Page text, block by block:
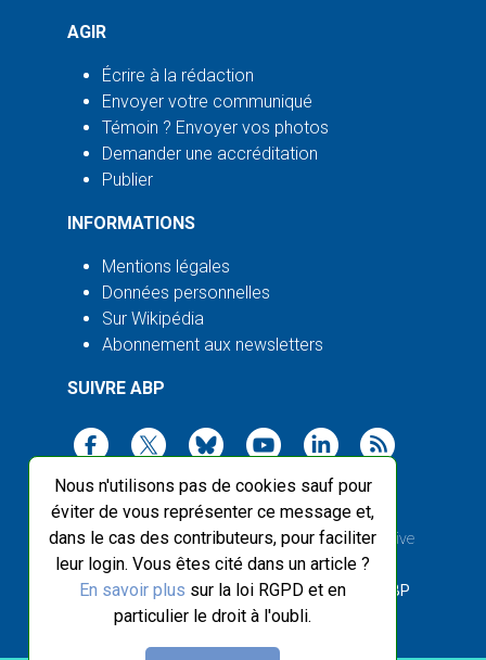
Nous n'utilisons pas de cookies sauf pour
éviter de vous représenter ce message et,
dans le cas des contributeurs, pour faciliter
leur login. Vous êtes cité dans un article ?
En savoir plus sur la loi RGPD et en
particulier le droit à l'oubli.
AGIR
Écrire à la rédaction
Envoyer votre communiqué
Témoin ? Envoyer vos photos
Demander une accréditation
Publier
INFORMATIONS
Mentions légales
Données personnelles
Sur Wikipédia
Abonnement aux newsletters
SUIVRE ABP
2003-2026 ©Agence Bretagne Presse, sauf Creative
Commons
Front-end design :Breizhek Studio , Back-end : ABP